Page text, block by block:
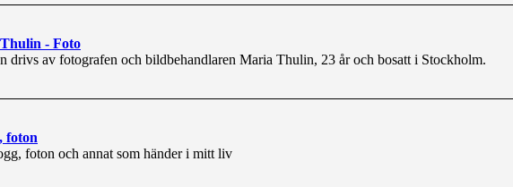
- Foto
drivs av fotografen och bildbehandlaren Maria Thulin, 23 år och bosatt i Stockholm.
foton
foton och annat som händer i mitt liv